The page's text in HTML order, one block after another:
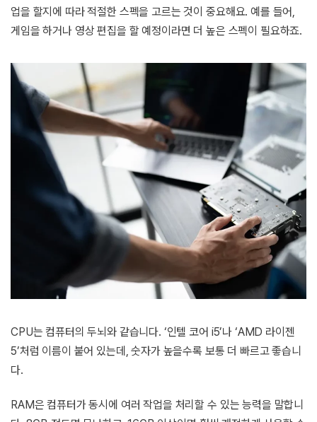
업을 할지에 따라 적절한 스펙을 고르는 것이 중요해요. 예를 들어,
게임을 하거나 영상 편집을 할 예정이라면 더 높은 스펙이 필요하죠.
CPU는 컴퓨터의 두뇌와 같습니다. ‘인텔 코어 i5’나 ‘AMD 라이젠
5’처럼 이름이 붙어 있는데, 숫자가 높을수록 보통 더 빠르고 좋습니
다.
RAM은 컴퓨터가 동시에 여러 작업을 처리할 수 있는 능력을 말합니